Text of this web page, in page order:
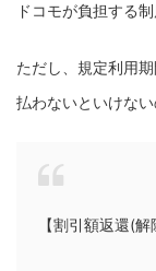
ドコモが負担する制
ただし、規定利用
払わないといけない
【割引額返還(